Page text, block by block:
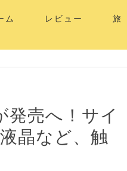
ム レビュー 旅
発売へ！サイ
晶など、触